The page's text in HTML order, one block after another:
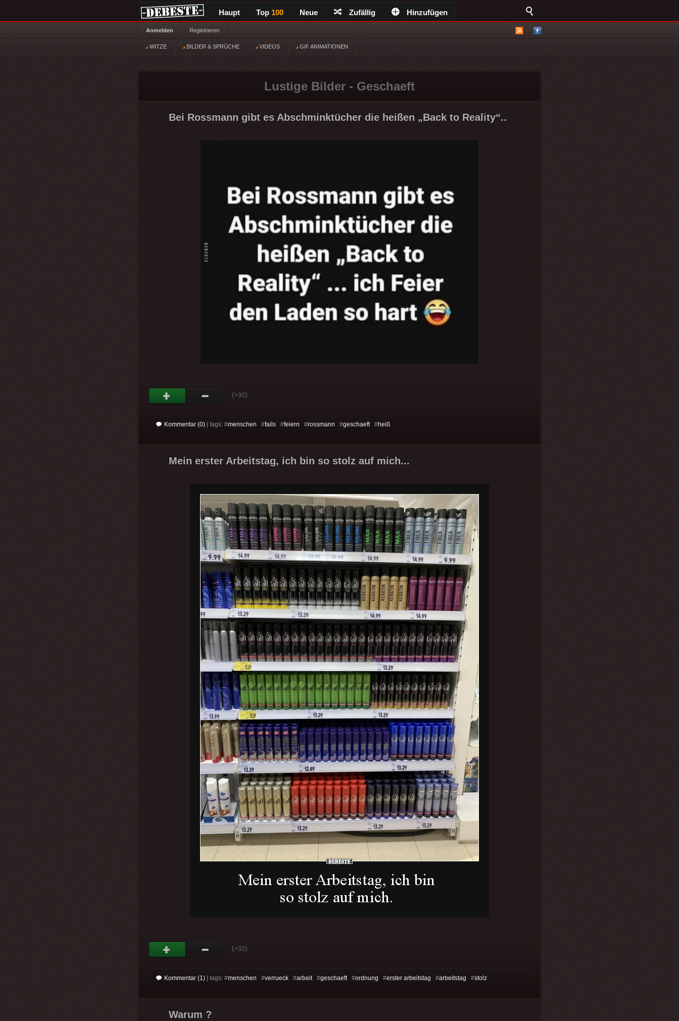
Haupt Top 100 Neue Zufällig Hinzufügen
Anmelden Registrieren
WITZE BILDER & SPRÜCHE VIDEOS GIF ANIMATIONEN
Lustige Bilder - Geschaeft
Bei Rossmann gibt es Abschminktücher die heißen „Back to Reality“..
(+30)
Kommentar (0) | tags: #menschen #fails #feiern #rossmann #geschaeft#heiß
Mein erster Arbeitstag, ich bin so stolz auf mich...
(+32)
Kommentar (1) | tags: #menschen #verrueck #arbeit#geschaeft#ordnung #erster arbeitstag #arbeitstag #stolz
Warum ?